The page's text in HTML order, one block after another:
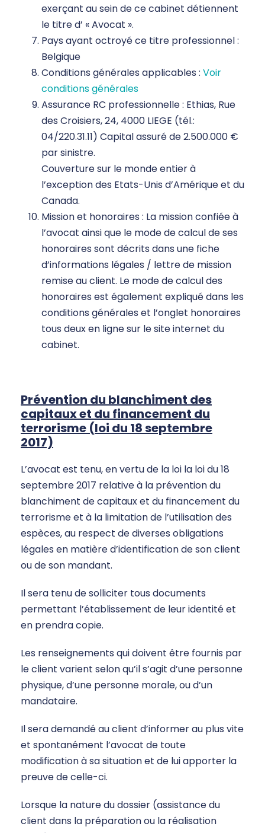
exerçant au sein de ce cabinet détiennent
le titre d’ « Avocat ».
Pays ayant octroyé ce titre professionnel :
Belgique
Conditions générales applicables : Voir
conditions générales
Assurance RC professionnelle : Ethias, Rue
des Croisiers, 24, 4000 LIEGE (tél.:
04/220.31.11) Capital assuré de 2.500.000 €
par sinistre.
Couverture sur le monde entier à
l’exception des Etats-Unis d’Amérique et du
Canada.
Mission et honoraires : La mission confiée à
l’avocat ainsi que le mode de calcul de ses
honoraires sont décrits dans une fiche
d’informations légales / lettre de mission
remise au client. Le mode de calcul des
honoraires est également expliqué dans les
conditions générales et l’onglet honoraires
tous deux en ligne sur le site internet du
cabinet.
Prévention du blanchiment des
capitaux et du financement du
terrorisme (loi du 18 septembre
2017)
L’avocat est tenu, en vertu de la loi la loi du 18
septembre 2017 relative à la prévention du
blanchiment de capitaux et du financement du
terrorisme et à la limitation de l’utilisation des
espèces, au respect de diverses obligations
légales en matière d’identification de son client
ou de son mandant.
Il sera tenu de solliciter tous documents
permettant l’établissement de leur identité et
en prendra copie.
Les renseignements qui doivent être fournis par
le client varient selon qu’il s’agit d’une personne
physique, d’une personne morale, ou d’un
mandataire.
Il sera demandé au client d’informer au plus vite
et spontanément l’avocat de toute
modification à sa situation et de lui apporter la
preuve de celle-ci.
Lorsque la nature du dossier (assistance du
client dans la préparation ou la réalisation